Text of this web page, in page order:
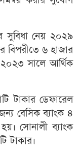
সুবিধা নেয় ২০২৯
বিপরীতে ৬ হাজার
সালে আর্থিক
টাকার ডেফারেল
বেসিক ব্যাংক ৪
সোনালী ব্যাংক
টাকার।